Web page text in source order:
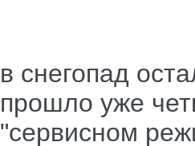
в снегопад
прошло уже
"сервисном